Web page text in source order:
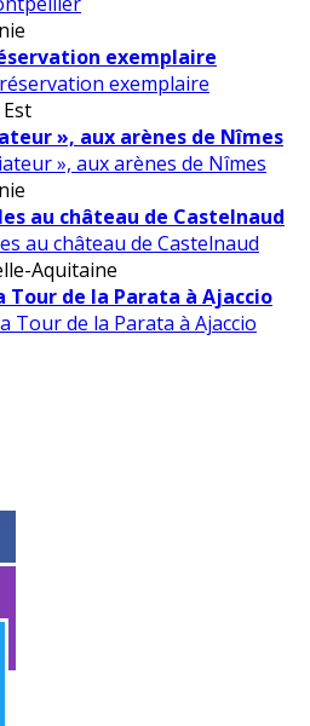
exemplaire
», aux arènes de Nîmes
au château de Castelnaud
Aquitaine
Tour de la Parata à Ajaccio